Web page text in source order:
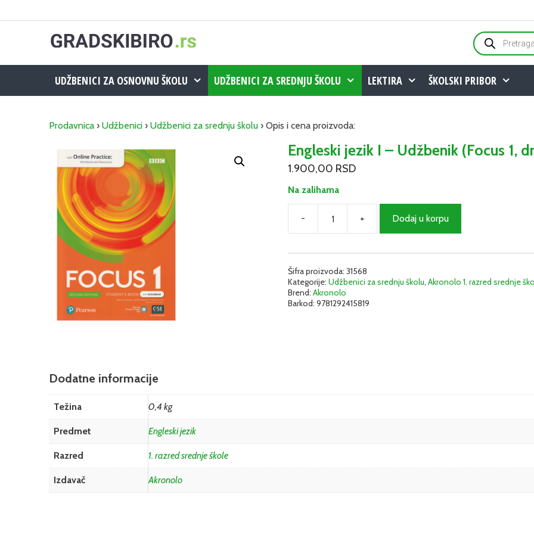
Products
search
UDŽBENICI ZA OSNOVNU ŠKOLU UDŽBENICI ZA SREDNJU ŠKOLU LEKTIRA ŠKOLSKI PRIBOR
Prodavnica › Udžbenici › Udžbenici za srednju školu › Opis i cena proizvoda:
Engleski jezik I – Udžbenik (Focus 1,
1.900,00 RSD
Na zalihama
-
jezik
Udžbenik
(Focus
1,
drugo
+ Dodaj u korpu
Šifra proizvoda:31568
Kategorije:Udžbenici za srednju školu,Akronolo 1. razred srednje
Brend:Akronolo
Barkod:9781292415819
Dodatne informacije
Težina 0,4 kg
Predmet Engleski jezik
Razred 1. razred srednje škole
Izdavač Akronolo